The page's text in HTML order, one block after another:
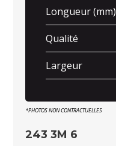
Longueur (mm)
Qualité
Largeur
*PHOTOS NON CONTRACTUELLES
243 3M 6